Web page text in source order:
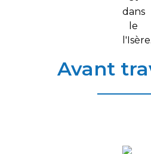
Avant